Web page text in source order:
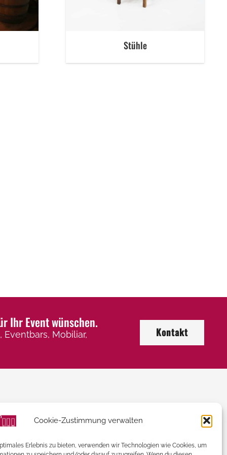
Cookie-Zustimmung verwalten
Erlebnis zu bieten, verwenden wir Technologien wie Cookies, um
Stühle
Ihr Event wünschen.
Mobiliar, Kontakt
Kontaktieren Sie uns
+43 (0) 2246 / 32 505